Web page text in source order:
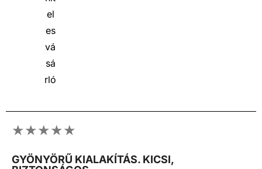
★★★★★
GYÖNYÖRŰ KIALAKÍTÁS. KICSI,